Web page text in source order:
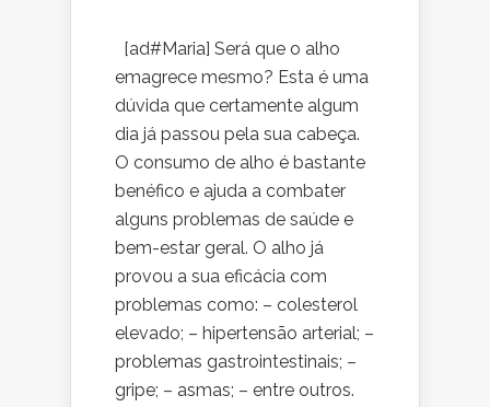
[ad#Maria] Será que o alho
emagrece mesmo? Esta é uma
dúvida que certamente algum
dia já passou pela sua cabeça.
O consumo de alho é bastante
benéfico e ajuda a combater
alguns problemas de saúde e
bem-estar geral. O alho já
provou a sua eficácia com
problemas como: – colesterol
elevado; – hipertensão arterial; –
problemas gastrointestinais; –
gripe; – asmas; – entre outros.